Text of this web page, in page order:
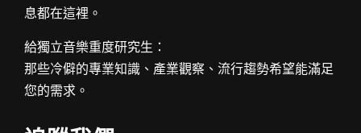
息都在這裡。
給獨立音樂重度研究生：
那些冷僻的專業知識、產業觀察、流行趨勢希望能滿足
您的需求。